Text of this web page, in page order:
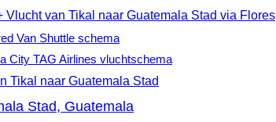
Vlucht van Tikal naar Guatemala Stad via Flores
Van Shuttle schema
City TAG Airlines vluchtschema
Tikal naar Guatemala Stad
Stad, Guatemala